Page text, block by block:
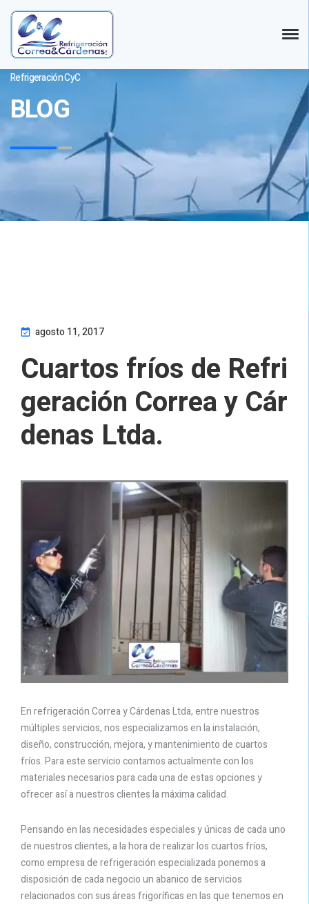
Refrigeración CyC
BLOG
agosto 11, 2017
Cuartos fríos de Refri
geración Correa y Cár
denas Ltda.
En refrigeración Correa y Cárdenas Ltda, entre nuestros
múltiples servicios, nos especializamos en la instalación,
diseño, construcción, mejora, y mantenimiento de cuartos
fríos. Para este servicio contamos actualmente con los
materiales necesarios para cada una de estas opciones y
ofrecer así a nuestros clientes la máxima calidad.
Pensando en las necesidades especiales y únicas de cada uno
de nuestros clientes, a la hora de realizar los cuartos fríos,
como empresa de refrigeración especializada ponemos a
disposición de cada negocio un abanico de servicios
relacionados con sus áreas frigoríficas en las que tenemos en